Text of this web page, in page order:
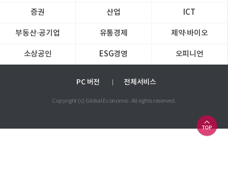
증권 산업 ICT
부동산·공기업 유통경제 제약∙바이오
소상공인 ESG경영 오피니언
PC 버전 전체서비스
Copyright (c) Global Economic. All rights reserved.